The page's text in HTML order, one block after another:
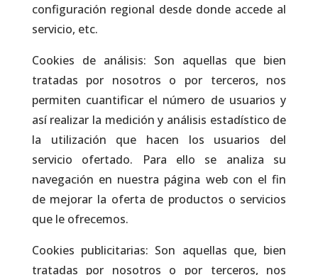
configuración regional desde donde accede al
servicio, etc.
Cookies de análisis: Son aquellas que bien
tratadas por nosotros o por terceros, nos
permiten cuantificar el número de usuarios y
así realizar la medición y análisis estadístico de
la utilización que hacen los usuarios del
servicio ofertado. Para ello se analiza su
navegación en nuestra página web con el fin
de mejorar la oferta de productos o servicios
que le ofrecemos.
Cookies publicitarias: Son aquellas que, bien
tratadas por nosotros o por terceros, nos